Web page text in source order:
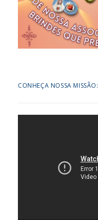
CONHEÇA NOSSA MISSÃO: